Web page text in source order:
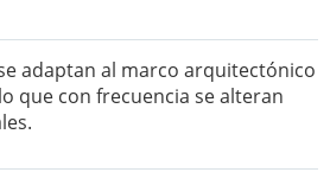
adaptan al marco arquitectónico
que con frecuencia se alteran